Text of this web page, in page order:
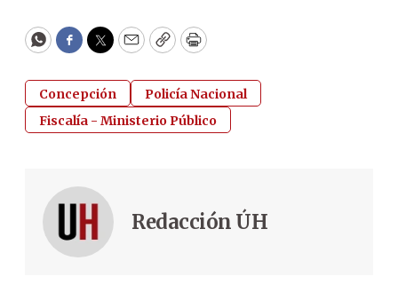
WhatsApp
Facebook
Twitter
EmailCopyPrint
Concepción
Policía Nacional
Fiscalía - Ministerio Público
Redacción ÚH